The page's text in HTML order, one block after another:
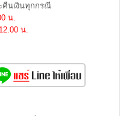
คืนเงินทุกกรณี
น.
น.